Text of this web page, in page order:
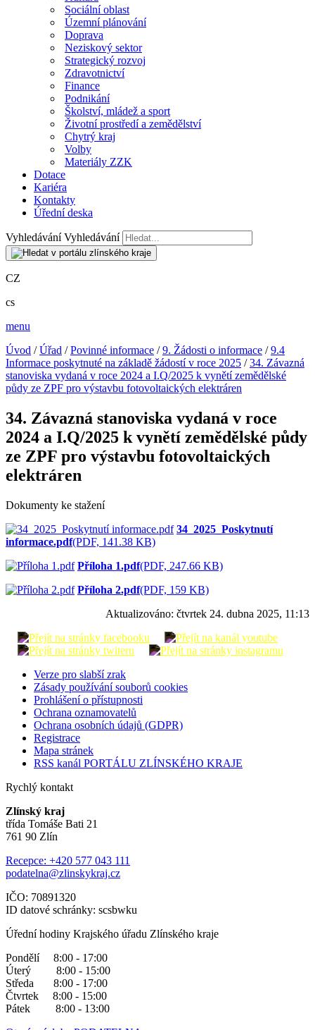
Sociální oblast
Územní plánování
Doprava
Neziskový sektor
Strategický rozvoj
Zdravotnictví
Finance
Podnikání
Školství, mládež a sport
Životní prostředí a zemědělství
Chytrý kraj
Volby
Materiály ZZK
Dotace
Kariéra
Kontakty
Úřední deska
Vyhledávání Vyhledávání
CZ
cs
menu
Úvod /Úřad /Povinné informace /9. Žádosti o informace /9.4
Informace poskytnuté na základě žádostí v roce 2025 /34. Závazná
stanoviska vydaná v roce 2024 a I.Q/2025 k vynětí zemědělské
půdy ze ZPF pro výstavbu fotovoltaických elektráren
34. Závazná stanoviska vydaná v roce
2024 a I.Q/2025 k vynětí zemědělské půdy
ze ZPF pro výstavbu fotovoltaických
elektráren
Dokumenty ke stažení
34_2025_Poskytnutí
informace.pdf(PDF, 141.38 KB)
Příloha 1.pdf(PDF, 247.66 KB)
Příloha 2.pdf(PDF, 159 KB)
Aktualizováno: čtvrtek 24. dubna 2025, 11:13
Verze pro slabší zrak
Zásady používání souborů cookies
Prohlášení o přístupnosti
Ochrana oznamovatelů
Ochrana osobních údajů (GDPR)
Registrace
Mapa stránek
RSS kanál PORTÁLU ZLÍNSKÉHO KRAJE
Rychlý kontakt
Zlínský kraj
třída Tomáše Bati 21
761 90 Zlín
Recepce: +420 577 043 111
podatelna@zlinskykraj.cz
IČO: 70891320
ID datové schránky: scsbwku
Úřední hodiny Krajského úřadu Zlínského kraje
Pondělí 8:00 - 17:00
Úterý 8:00 - 15:00
Středa 8:00 - 17:00
Čtvrtek 8:00 - 15:00
Pátek 8:00 - 13:00